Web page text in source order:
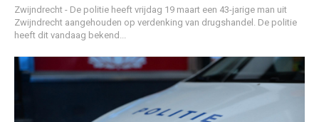
Zwijndrecht - De politie heeft vrijdag 19 maart een 43-jarige man uit
Zwijndrecht aangehouden op verdenking van drugshandel. De politie
heeft dit vandaag bekend...